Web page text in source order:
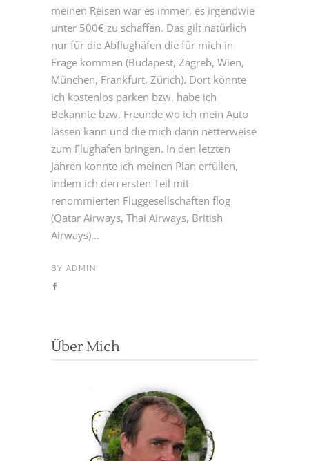
meinen Reisen war es immer, es irgendwie
unter 500€ zu schaffen. Das gilt natürlich
nur für die Abflughäfen die für mich in
Frage kommen (Budapest, Zagreb, Wien,
München, Frankfurt, Zürich). Dort könnte
ich kostenlos parken bzw. habe ich
Bekannte bzw. Freunde wo ich mein Auto
lassen kann und die mich dann netterweise
zum Flughafen bringen. In den letzten
Jahren konnte ich meinen Plan erfüllen,
indem ich den ersten Teil mit
renommierten Fluggesellschaften flog
(Qatar Airways, Thai Airways, British
Airways)...
BY ADMIN
Über Mich